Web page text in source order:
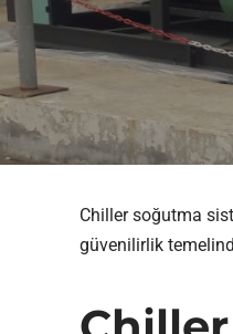
Chiller soğutma
güvenilirlik